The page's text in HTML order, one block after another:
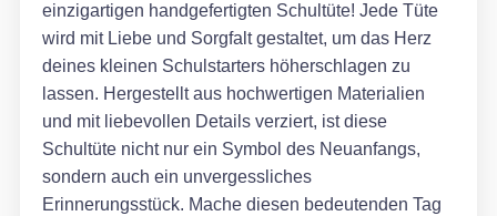
einzigartigen handgefertigten Schultüte! Jede Tüte
wird mit Liebe und Sorgfalt gestaltet, um das Herz
deines kleinen Schulstarters höherschlagen zu
lassen. Hergestellt aus hochwertigen Materialien
und mit liebevollen Details verziert, ist diese
Schultüte nicht nur ein Symbol des Neuanfangs,
sondern auch ein unvergessliches
Erinnerungsstück. Mache diesen bedeutenden Tag